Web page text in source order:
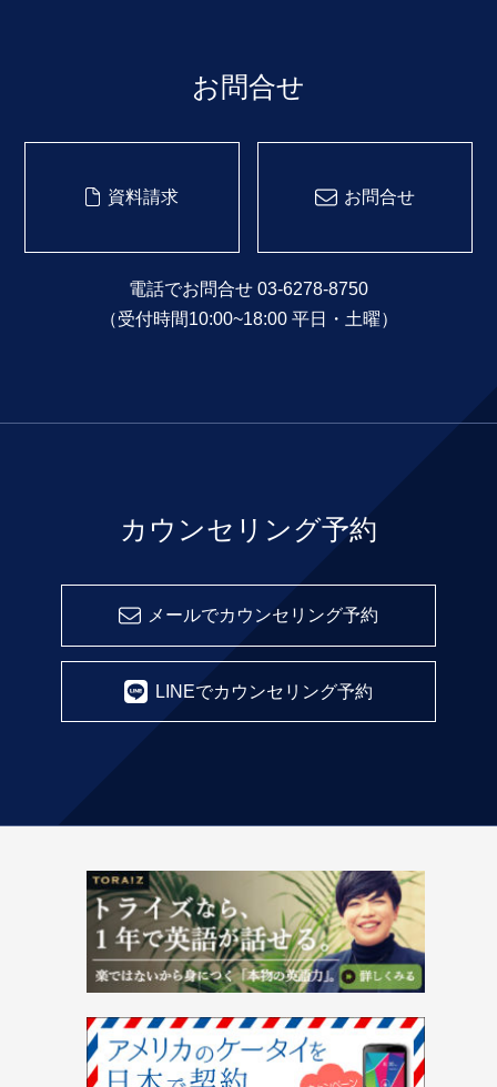
お問合せ
資料請求 お問合せ
電話でお問合せ 03-6278-8750
（受付時間10:00~18:00 平日・土曜）
カウンセリング予約
メールでカウンセリング予約
LINEでカウンセリング予約